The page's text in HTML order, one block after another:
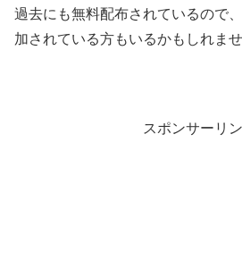
過去にも無料配布されているので
加されている方もいるかもしれませ
スポンサーリ